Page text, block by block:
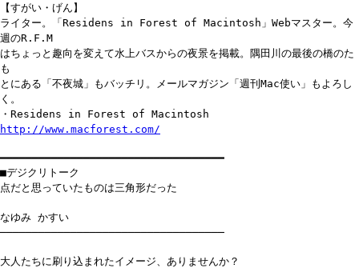
【すがい・げん】
ライター。「Residens in Forest of Macintosh」Webマスター。今
週のR.F.M
はちょっと趣向を変えて水上バスからの夜景を掲載。隅田川の最後の橋のた
も
とにある「不夜城」もバッチリ。メールマガジン「週刊Mac使い」もよろし
く。
・Residens in Forest of Macintosh
http://www.macforest.com/
━━━━━━━━━━━━━━━━━━━━━━━━━━━━━━━━━━━
■デジクリトーク
点だと思っていたものは三角形だった
なゆみ かすい
───────────────────────────────────
大人たちに刷り込まれたイメージ、ありませんか？